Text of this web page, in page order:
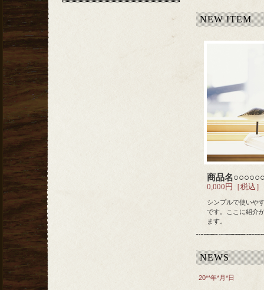
NEW ITEM
商品名
0,000円［税込］
シンプルで使いや
です。ここに紹介
ます。
NEWS
20**年*月*日